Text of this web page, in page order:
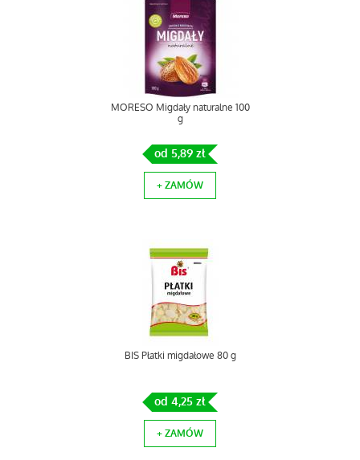
MORESO Migdały naturalne 100
g
od 5,89 zł
+ ZAMÓW
BIS Płatki migdałowe 80 g
od 4,25 zł
+ ZAMÓW